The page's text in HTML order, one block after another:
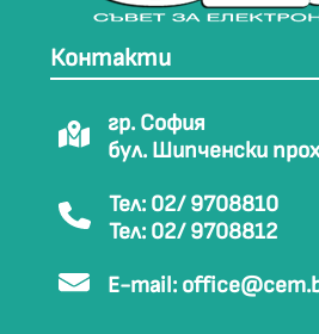
Контакти
гр. София
бул. Шипченски
Тел: 02/ 9708810
Тел: 02/ 9708812
E-mail: